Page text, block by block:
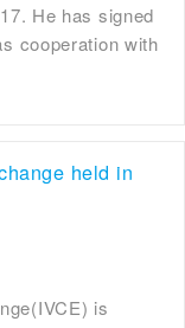
He has signed
cooperation with
held in
is